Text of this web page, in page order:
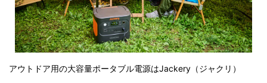
アウトドア用の大容量ポータブル電源はJackery（ジャクリ）